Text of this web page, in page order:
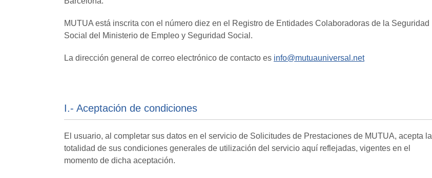
MUTUA está inscrita con el número diez en el Registro de Entidades Colaboradoras de la Seguridad
Social del Ministerio de Empleo y Seguridad Social.
La dirección general de correo electrónico de contacto es info@mutuauniversal.net
I.- Aceptación de condiciones
El usuario, al completar sus datos en el servicio de Solicitudes de Prestaciones de MUTUA, acepta la
totalidad de sus condiciones generales de utilización del servicio aquí reflejadas, vigentes en el
momento de dicha aceptación.